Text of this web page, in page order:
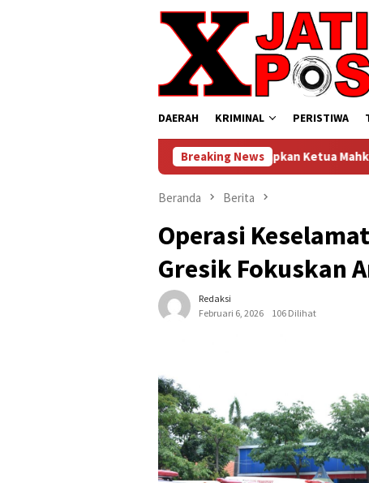
DAERAH KRIMINAL PERISTIWA
Breaking News
Prof. Dr. Sutan Nasomal Harapkan Ketua Mahkamah Agung
Beranda Berita
Operasi
Gresik Fokuskan
Redaksi
Februari 6, 2026
106 Dilihat